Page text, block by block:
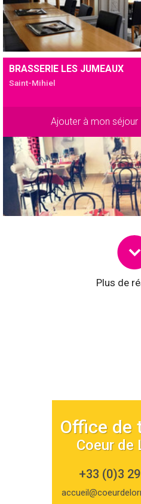
BRASSERIE LES JUMEAUX
Saint-Mihiel
Ajouter à mon séjour
Plus de
Office de
Coeur de
+33 (0)3